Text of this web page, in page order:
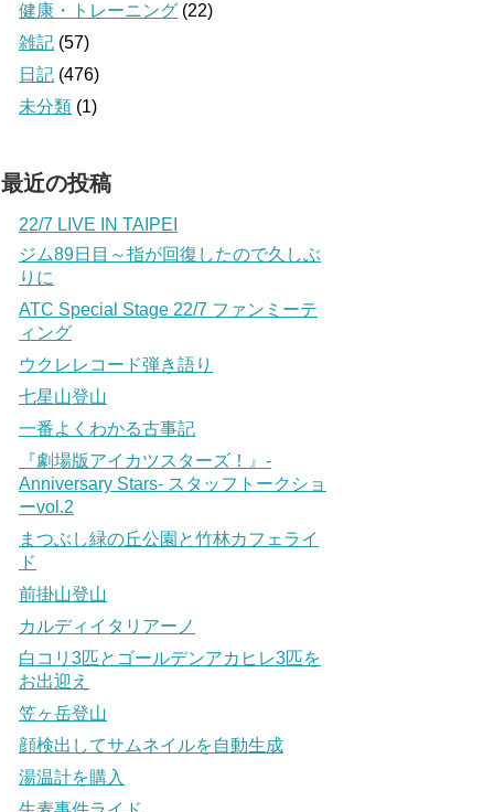
健康・トレーニング (22)
雑記 (57)
日記 (476)
未分類 (1)
最近の投稿
22/7 LIVE IN TAIPEI
ジム89日目～指が回復したので久しぶ
りに
ATC Special Stage 22/7 ファンミーテ
ィング
ウクレレコード弾き語り
七星山登山
一番よくわかる古事記
『劇場版アイカツスターズ！』-
Anniversary Stars- スタッフトークショ
ーvol.2
まつぶし緑の丘公園と竹林カフェライ
ド
前掛山登山
カルディイタリアーノ
白コリ3匹とゴールデンアカヒレ3匹を
お出迎え
笠ヶ岳登山
顔検出してサムネイルを自動生成
湯温計を購入